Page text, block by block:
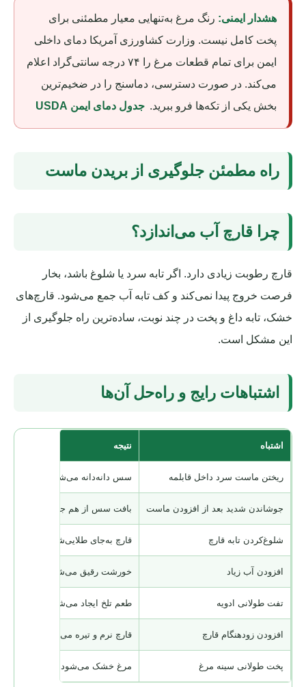
هشدار ایمنی: رنگ مرغ به‌تنهایی معیار مطمئنی برای
پخت کامل نیست. وزارت کشاورزی آمریکا دمای داخلی
ایمن برای تمام قطعات مرغ را ۷۴ درجه سانتی‌گراد اعلام
می‌کند. در صورت دسترسی، دماسنج را در ضخیم‌ترین
بخش یکی از تکه‌ها فرو ببرید. جدول دمای ایمن USDA
راه مطمئن جلوگیری از بریدن ماست
چرا قارچ آب می‌اندازد؟
قارچ رطوبت زیادی دارد. اگر تابه سرد یا شلوغ باشد، بخار
فرصت خروج پیدا نمی‌کند و کف تابه آب جمع می‌شود. قارچ‌های
خشک، تابه داغ و پخت در چند نوبت، ساده‌ترین راه جلوگیری از
این مشکل است.
اشتباهات رایج و راه‌حل آن‌ها
اشتباه نتیجه
ریختن ماست سرد داخل قابلمه سس دانه‌دانه می‌شود
جوشاندن شدید بعد از افزودن ماست بافت سس از هم جدا می‌شود
شلوغ‌کردن تابه قارچ قارچ به‌جای طلایی‌شدن آب‌پز
افزودن آب زیاد خورشت رقیق می‌شود
تفت طولانی ادویه طعم تلخ ایجاد می‌شود
افزودن زودهنگام قارچ قارچ نرم و تیره می‌شود
پخت طولانی سینه مرغ مرغ خشک می‌شود